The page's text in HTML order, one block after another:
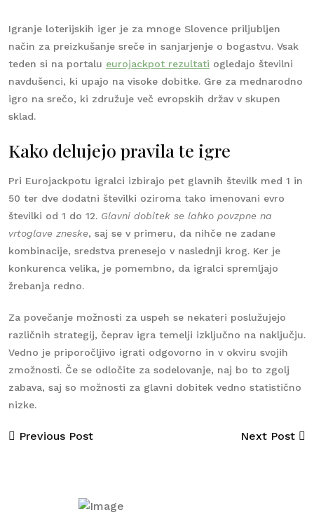
Igranje loterijskih iger je za mnoge Slovence priljubljen
način za preizkušanje sreče in sanjarjenje o bogastvu. Vsak
teden si na portalu eurojackpot rezultati ogledajo številni
navdušenci, ki upajo na visoke dobitke. Gre za mednarodno
igro na srečo, ki združuje več evropskih držav v skupen
sklad.
Kako delujejo pravila te igre
Pri Eurojackpotu igralci izbirajo pet glavnih številk med 1 in
50 ter dve dodatni številki oziroma tako imenovani evro
številki od 1 do 12. Glavni dobitek se lahko povzpne na
vrtoglave zneske, saj se v primeru, da nihče ne zadane
kombinacije, sredstva prenesejo v naslednji krog. Ker je
konkurenca velika, je pomembno, da igralci spremljajo
žrebanja redno.
Za povečanje možnosti za uspeh se nekateri poslužujejo
različnih strategij, čeprav igra temelji izključno na naključju.
Vedno je priporočljivo igrati odgovorno in v okviru svojih
zmožnosti. Če se odločite za sodelovanje, naj bo to zgolj
zabava, saj so možnosti za glavni dobitek vedno statistično
nizke.
Previous Post Next Post